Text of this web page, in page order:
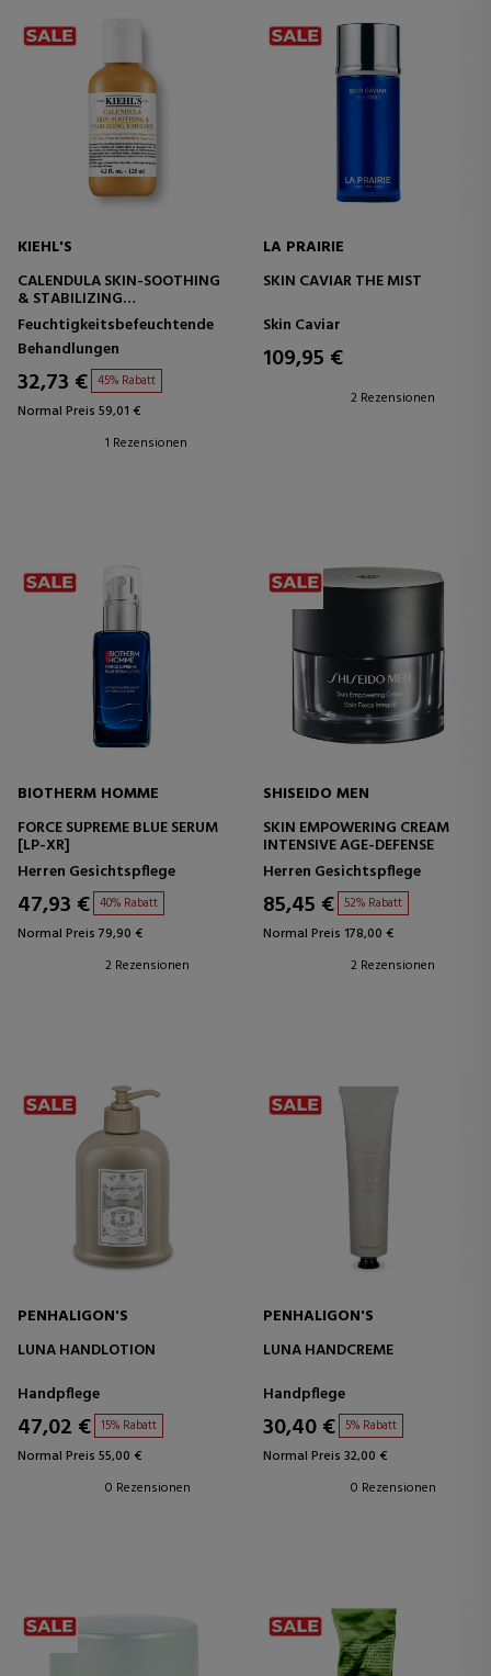
KIEHL'S
CALENDULA SKIN-SOOTHING
& STABILIZING
BERUHIGENDE EMULSION –
AUSGLEICHEND
Feuchtigkeitsbefeuchtende
Behandlungen
32,73 € 45% Rabatt
Normal Preis 59,01 €
1 Rezensionen
LA PRAIRIE
SKIN CAVIAR THE MIST
Skin Caviar
109,95 €
2 Rezensionen
BIOTHERM HOMME
FORCE SUPREME BLUE SERUM
[LP-XR]
Herren Gesichtspflege
47,93 € 40% Rabatt
Normal Preis 79,90 €
2 Rezensionen
SHISEIDO MEN
SKIN EMPOWERING CREAM
INTENSIVE AGE-DEFENSE
Herren Gesichtspflege
85,45 € 52% Rabatt
Normal Preis 178,00 €
2 Rezensionen
PENHALIGON'S
LUNA HANDLOTION
Handpflege
47,02 € 15% Rabatt
Normal Preis 55,00 €
0 Rezensionen
PENHALIGON'S
LUNA HANDCREME
Handpflege
30,40 € 5% Rabatt
Normal Preis 32,00 €
0 Rezensionen